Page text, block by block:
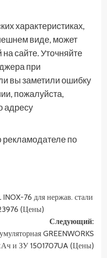
характеристиках,
виде, может
на сайте. Уточняйте
при
вы заметили ошибку
пожалуйста,
адресу
по
76 для нержав. стали
(Цены)
Следующий:
GREENWORKS
и ЗУ 1501707UA (Цены)